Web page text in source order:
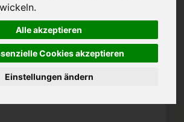
Alle akzeptieren
Cookies akzeptieren
Einstellungen ändern